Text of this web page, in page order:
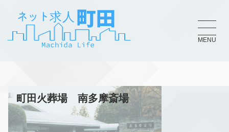
MENU
町田火葬場 南多摩斎場